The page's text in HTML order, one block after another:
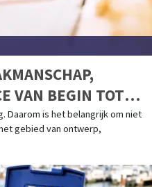
VAN BEGIN TOT
Daarom is het belangrijk om niet
gebied van ontwerp,